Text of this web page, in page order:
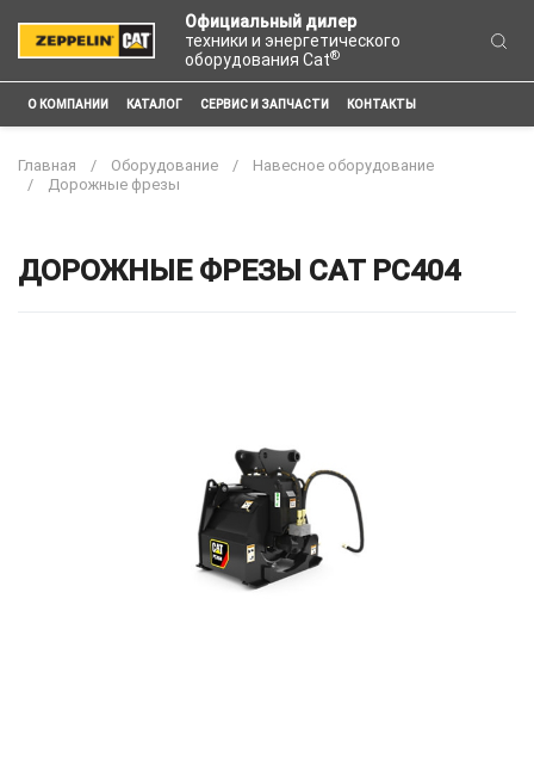
Официальный дилер
техники и энергетического
оборудования Cat®
О КОМПАНИИ КАТАЛОГ СЕРВИС И ЗАПЧАСТИ КОНТАКТЫ
Главная Оборудование
Навесное оборудование
Дорожные фрезы
ДОРОЖНЫЕ ФРЕЗЫ CAT PC404